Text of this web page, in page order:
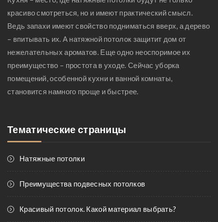
красиво смотреться, но и имеют практический смысл.
Ведь запахи имеют свойство подниматься вверх, а дерево
– впитывать их. А натяжной потолок защитит дом от
нежелательных ароматов. Еще одно неоспоримое их
преимущество – простота в уходе. Сейчас уборка
помещений, особенной кухни и ванной комнаты,
становится намного проще и быстрее.
Тематические страницы
Натяжные потолки
Преимущества подвесных потолков
Красивый потолок. Какой материал выбрать?